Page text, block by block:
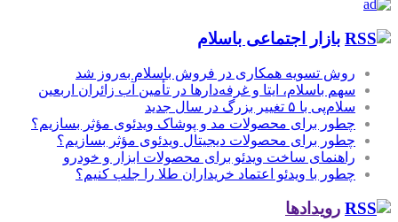
بازار اجتماعی باسلام
روش تسویه همکاری در فروش باسلام به‌روز شد
سهم باسلام، ایتا و غرفه‌دارها در تأمین آب زائران اربعین
سلام‌پی با ۵ تغییر بزرگ در سال جدید
چطور برای محصولات مد و پوشاک ویدئوی مؤثر بسازیم؟
چطور برای محصولات دیجیتال ویدئوی مؤثر بسازیم؟
راهنمای ساخت ویدئو برای محصولات ابزار و خودرو
چطور با ویدئو اعتماد خریداران طلا را جلب کنیم؟
رویدادها